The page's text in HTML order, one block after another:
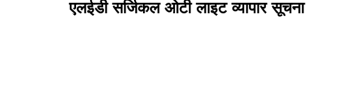
एलईडी सर्जिकल ओटी लाइट व्यापार सूचना